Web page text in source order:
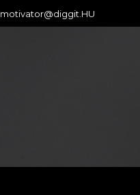
motivator@diggit.HU